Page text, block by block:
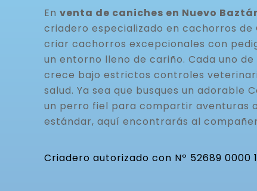
En venta de caniches en Nuevo
criadero especializado en cachorros de
criar cachorros excepcionales con
un entorno lleno de cariño. Cada uno
crece bajo estrictos controles
salud. Ya sea que busques un adorable
un perro fiel para compartir aventuras
estándar, aquí encontrarás al
Criadero autorizado con Nº 52689 0000